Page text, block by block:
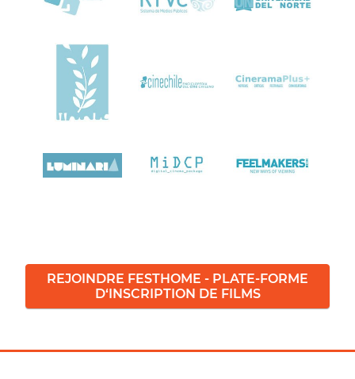
REJOINDRE FESTHOME - PLATE-FORME
D‘INSCRIPTION DE FILMS